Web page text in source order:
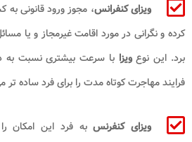
ویزای کنفرانس، مجوز ورود قانونی
کرده و نگرانی در مورد اقامت غیرمجاز و یا
برد. این نوعویزابا سرعت بیشتری نسبت به
فرایند مهاجرت کوتاه مدت را برای فرد ساده تر
ویزای کنفرنسبه فرد این امکان